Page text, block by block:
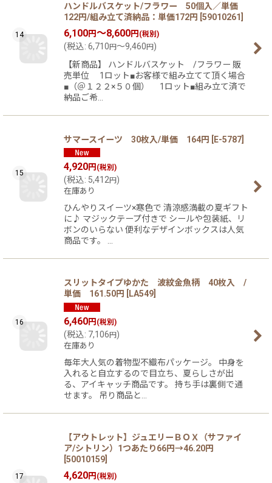
14
ハンドルバスケット/フラワー 50個入／単価
122円/組み立て済納品：単価172円 [59010261]
6,100円～8,600円(税別)
(税込: 6,710円～9,460円)
【新商品】 ハンドルバスケット /フラワー 販
売単位 1ロット■お客様で組み立てて頂く場合
■（＠１２２×５０個） 1ロット■組み立て済で
納品ご希…
15
サマースイーツ 30枚入/単価 164円 [E-5787]
4,920円 (税別)
(税込: 5,412円 )
在庫あり
ひんやりスイーツ×寒色で 清涼感満載の夏ギフト
に♪ マジックテープ付きで シールや包装紙、リ
ボンのいらない 便利なデザインボックスは人気
商品です。 …
16
スリットタイプゆかた 波紋金魚柄 40枚入 /
単価 161.50円
LA549
6,460円 (税別)
(税込: 7,106 円 )
在庫あり
毎年大人気の着物型不織布パッケージ。 中身を
入れると自立するので目立ち、夏らしさが出
る、アイキャッチ商品です。 持ち手は裏側で通
せます。 吊り商品と…
17
【アウトレット】ジュエリーＢＯＸ（サファイ
ア/シトリン）1つあたり66円→46.20円
50010159
4,620円 (税別)